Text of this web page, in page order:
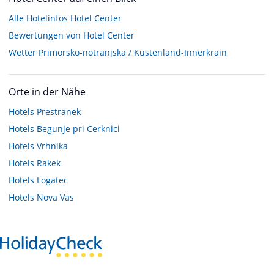
Alle Hotelinfos Hotel Center
Bewertungen von Hotel Center
Wetter Primorsko-notranjska / Küstenland-Innerkrain
Orte in der Nähe
Hotels Prestranek
Hotels Begunje pri Cerknici
Hotels Vrhnika
Hotels Rakek
Hotels Logatec
Hotels Nova Vas